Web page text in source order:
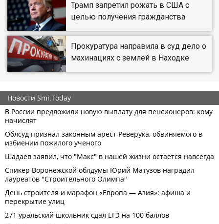
Трамп запретил рожать в США с
целью получения гражданства
Прокуратура направила в суд дело о
махинациях с землей в Находке